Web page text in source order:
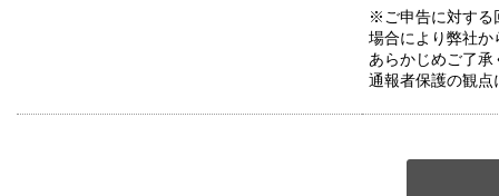
※ご申告に対する
場合により弊社か
あらかじめご了承
通報者保護の観点